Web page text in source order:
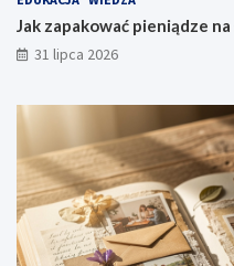
Jak zapakować pieniądze
31 lipca 2026